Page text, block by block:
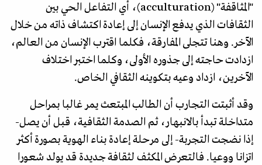
"المثاقفة" (acculturation)، أي التفاعل الحي بين
الثقافات الذي يدفع الإنسان إلى إعادة اكتشاف ذاته من خلال
الآخر. وهنا تتجلى المفارقة، فكلما اقترب الإنسان من العالم،
ازدادت حاجته إلى جذوره الأولى، وكلما اختبر اختلاف
الآخرين، ازداد وعيه بتكوينه الثقافي الخاص.
وقد أثبتت التجارب أن الطالب المبتعث يمر غالبا بمراحل
متداخلة تبدأ بالانبهار، ثم الصدمة الثقافية، قبل أن يصل-
إذا نضجت التجربة- إلى مرحلة إعادة بناء الهوية بصورة أكثر
اتزانا ووعيا. فالتعرض المكثف لثقافة جديدة قد يولد شعورا